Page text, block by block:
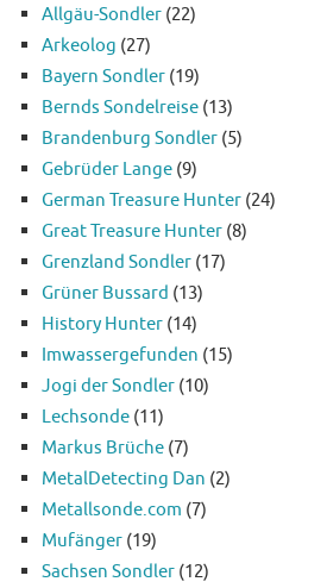
Allgäu-Sondler (22)
Arkeolog (27)
Bayern Sondler (19)
Bernds Sondelreise (13)
Brandenburg Sondler (5)
Gebrüder Lange (9)
German Treasure Hunter (24)
Great Treasure Hunter (8)
Grenzland Sondler (17)
Grüner Bussard (13)
History Hunter (14)
Imwassergefunden (15)
Jogi der Sondler (10)
Lechsonde (11)
Markus Brüche (7)
MetalDetecting Dan (2)
Metallsonde.com (7)
Mufänger (19)
Sachsen Sondler (12)